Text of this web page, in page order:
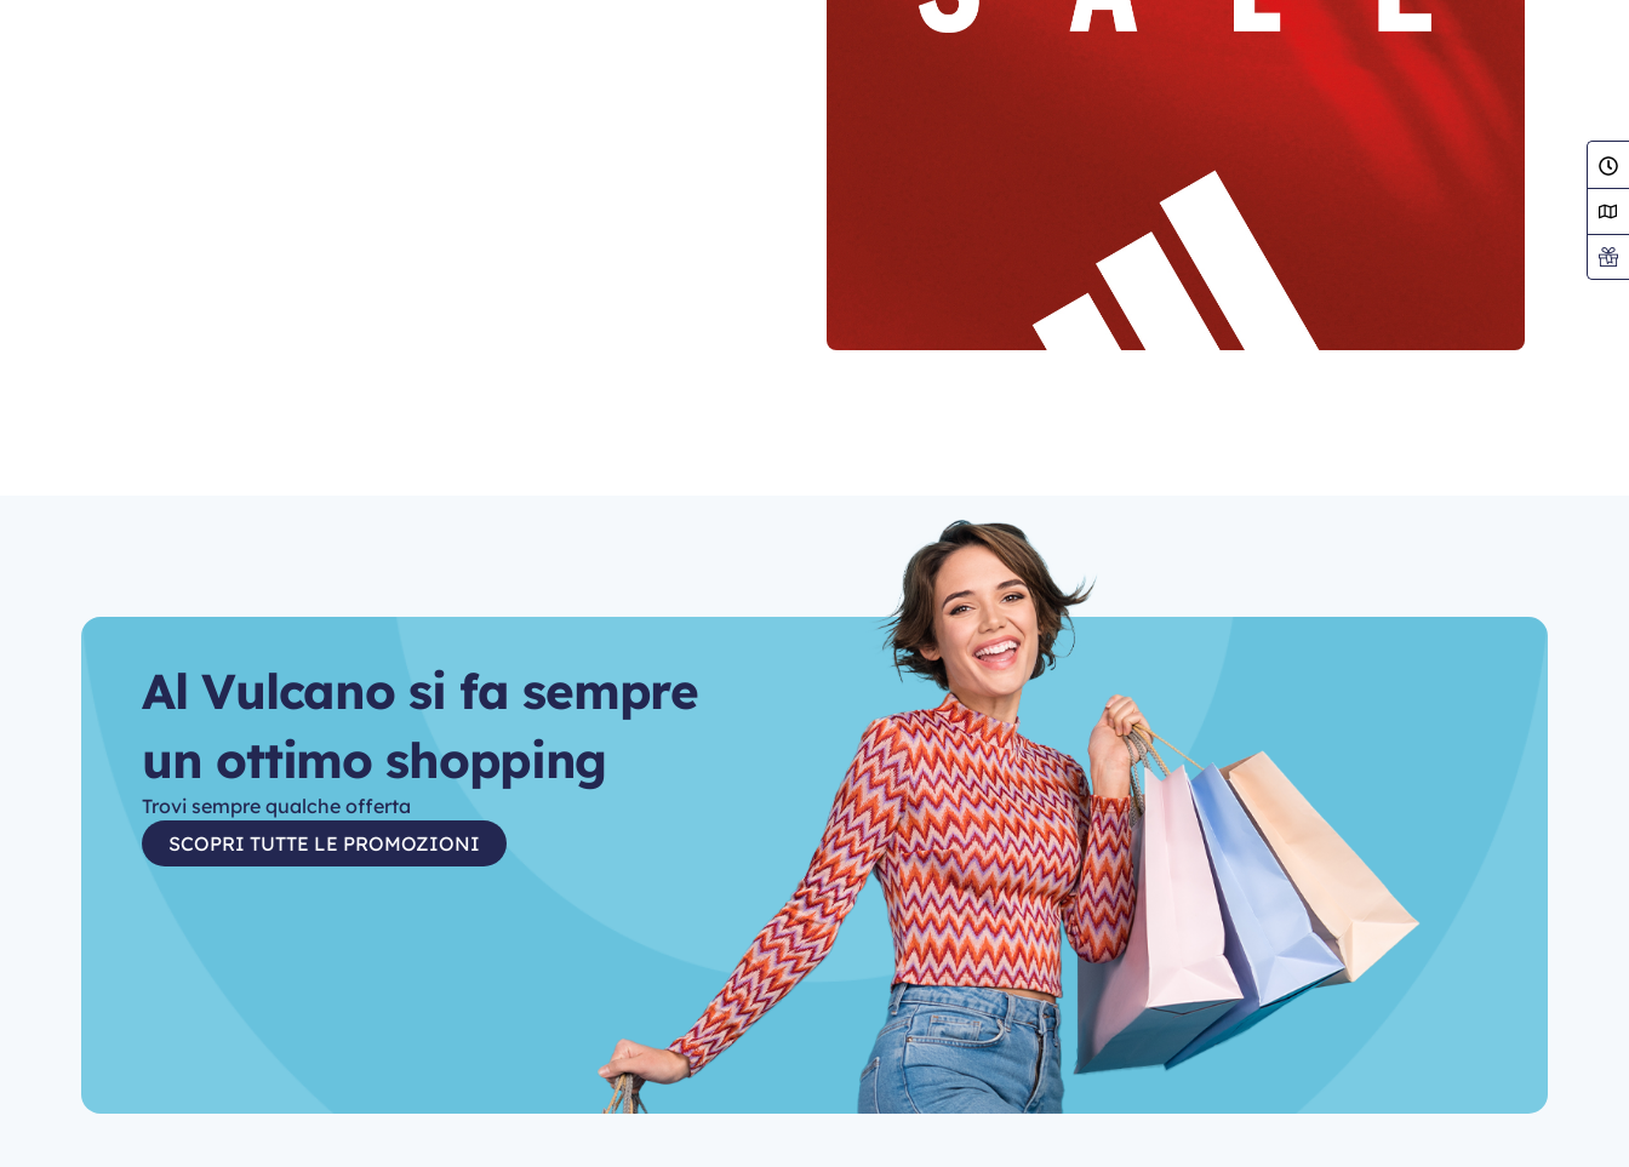
Al Vulcano si fa sempre
un ottimo shopping
Trovi sempre qualche offerta
SCOPRI TUTTE LE PROMOZIONI